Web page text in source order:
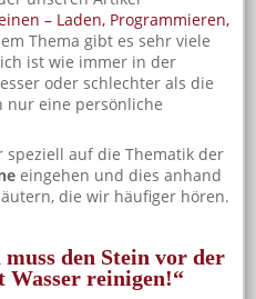
– Laden, Programmieren,
Thema gibt es sehr viele
ist wie immer in der
oder schlechter als die
nur eine persönliche
auf die Thematik der
eingehen und dies anhand
die wir häufiger hören.
den Stein vor der
Wasser reinigen!“